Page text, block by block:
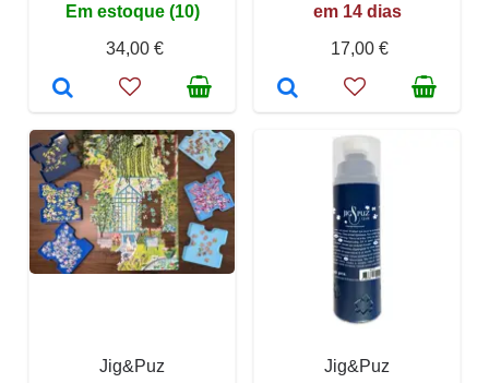
Em estoque (10)
34,00 €
em 14 dias
17,00 €
Jig&Puz Jig&Puz